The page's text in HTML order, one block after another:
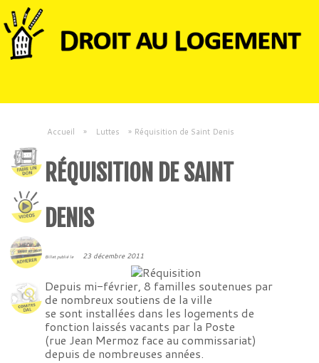
Accueil » Luttes » Réquisition de Saint Denis
RÉQUISITION DE SAINT
DENIS
Billet publié le 23 décembre 2011
Depuis mi-février, 8 familles soutenues par
de nombreux soutiens de la ville
se sont installées dans les logements de
fonction laissés vacants par la Poste
(rue Jean Mermoz face au commissariat)
depuis de nombreuses années.